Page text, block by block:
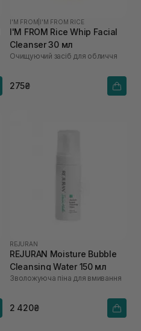
I'M FROM I'M FROM RICE
I'M FROM Rice Whip Facial
Cleanser 30 мл
Очищуючий засіб для обличчя
275₴
REJURAN
REJURAN Moisture Bubble
Cleansing Water 150 мл
Зволожуюча піна для вмивання
2 420₴